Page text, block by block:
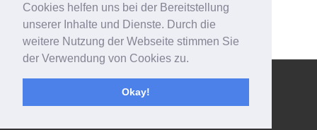
Cookies helfen uns bei der Bereitstellung
unserer Inhalte und Dienste. Durch die
weitere Nutzung der Webseite stimmen Sie
der Verwendung von Cookies zu.
Okay!
© Copyright - 123effizientdabei - Mehr Effizienz im Büro - mehr
Ordnung am Arbeitsplatz - Aufräumen mit System -
Enfold WordPress Theme